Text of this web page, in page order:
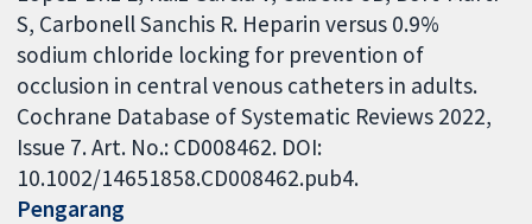
S, Carbonell Sanchis R. Heparin versus 0.9%
sodium chloride locking for prevention of
occlusion in central venous catheters in adults.
Cochrane Database of Systematic Reviews 2022,
Issue 7. Art. No.: CD008462. DOI:
10.1002/14651858.CD008462.pub4.
Pengarang